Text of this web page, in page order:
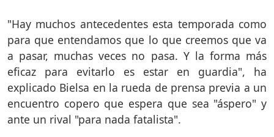
"Hay muchos antecedentes esta temporada como
para que entendamos que lo que creemos que va
a pasar, muchas veces no pasa. Y la forma más
eficaz para evitarlo es estar en guardia", ha
explicado Bielsa en la rueda de prensa previa a un
encuentro copero que espera que sea "áspero" y
ante un rival "para nada fatalista".